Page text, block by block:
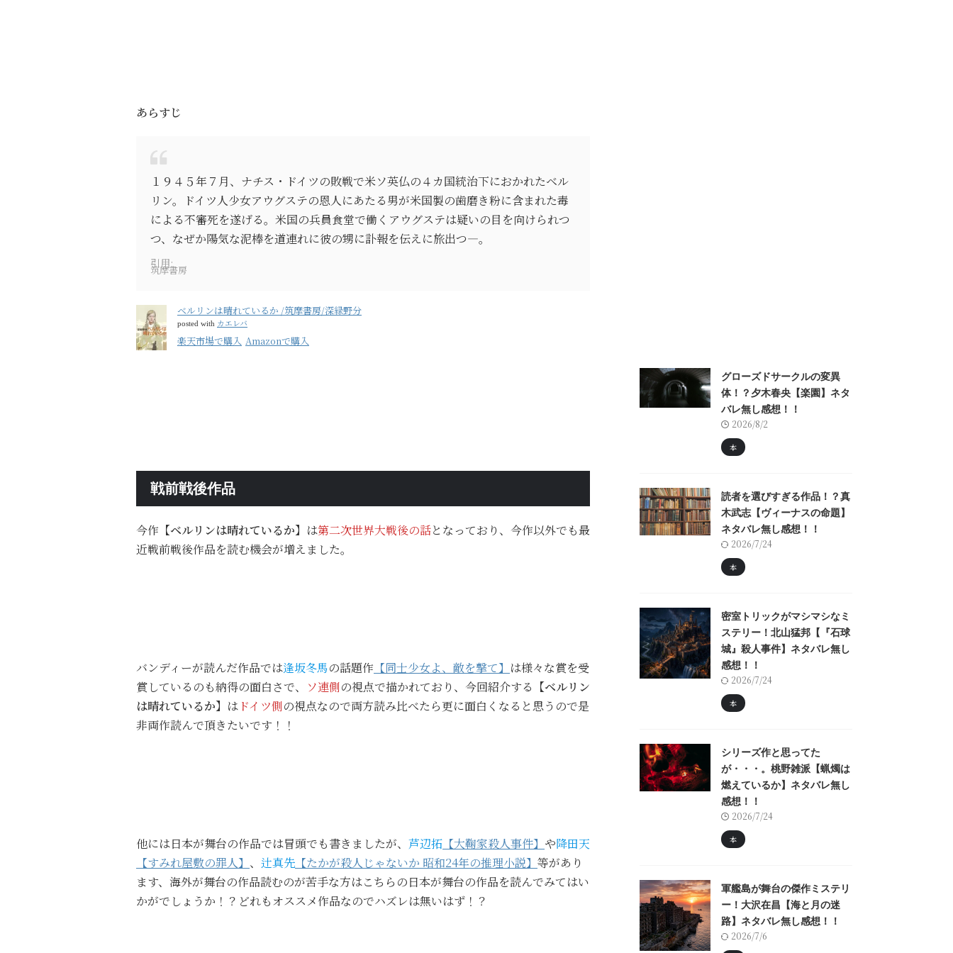
あらすじ
１９４５年７月、ナチス・ドイツの敗戦で米ソ英仏の４カ国統治下におかれたベル
リン。ドイツ人少女アウグステの恩人にあたる男が米国製の歯磨き粉に含まれた毒
による不審死を遂げる。米国の兵員食堂で働くアウグステは疑いの目を向けられつ
つ、なぜか陽気な泥棒を道連れに彼の甥に訃報を伝えに旅出つ―。
引用:
筑摩書房
ベルリンは晴れているか /筑摩書房/深緑野分
posted with カエレバ
楽天市場で購入 Amazonで購入
戦前戦後作品
今作 【ベルリンは晴れているか】 は第二次世界大戦後の話となっており、今作以外でも最
近戦前戦後作品を読む機会が増えました。
バンディーが読んだ作品では逢坂冬馬の話題作 【同士少女よ、敵を撃て】 は様々な賞を受
賞しているのも納得の面白さで、
ソ連側の視点で描かれており、今回紹介する 【ベルリン
は晴れているか】 は ドイツ側の視点なので両方読み比べたら更に面白くなると思うので是
非両作読んで頂きたいです！！
他には日本が舞台の作品では冒頭でも書きましたが、 芦辺拓 【大鞠家殺人事件】 や降田天
【すみれ屋敷の罪人】 、 辻真先 【たかが殺人じゃないか 昭和24年の推理小説】 等があり
ます、海外が舞台の作品読むのが苦手な方はこちらの日本が舞台の作品を読んでみてはい
かがでしょうか！？どれもオススメ作品なのでハズレは無いはず！？
グローズドサークルの変異
体！？夕木春央【楽園】ネタ
バレ無し感想！！
2026/8/2
本
読者を選びすぎる作品！？真
木武志【ヴィーナスの命題】
ネタバレ無し感想！！
2026/7/24
本
密室トリックがマシマシなミ
ステリー！北山猛邦【『石球
城』殺人事件】ネタバレ無し
感想！！
2026/7/24
本
シリーズ作と思ってた
が・・・。桃野雑派【蝋燭は
燃えているか】ネタバレ無し
感想！！
2026/7/24
本
軍艦島が舞台の傑作ミステリ
ー！大沢在昌【海と月の迷
路】ネタバレ無し感想！！
2026/7/6